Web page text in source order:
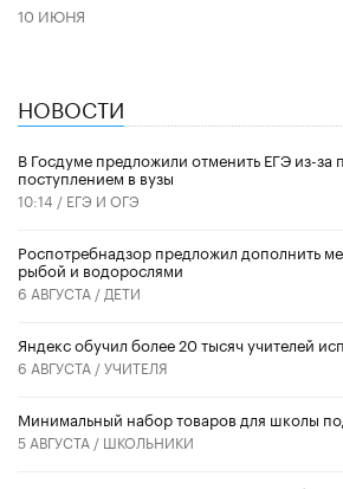
10 ИЮНЯ
НОВОСТИ
В Госдуме предложили отменить ЕГЭ из-за
поступлением в вузы
10:14 / ЕГЭ И ОГЭ
Роспотребнадзор предложил дополнить
рыбой и водорослями
6 АВГУСТА / ДЕТИ
​Яндекс обучил более 20 тысяч учителей
6 АВГУСТА /УЧИТЕЛЯ
Минимальный набор товаров для школы
5 АВГУСТА / ШКОЛЬНИКИ